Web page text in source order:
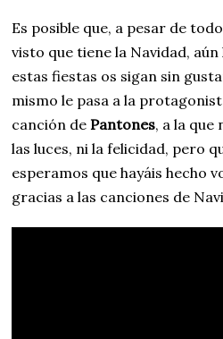
Es posible que, a pesar de
visto que tiene la Navidad, aún
estas fiestas os sigan sin
mismo le pasa a la
canción dePantones, a la que
las luces, ni la felicidad, pero
esperamos que hayáis hecho
gracias a las canciones de